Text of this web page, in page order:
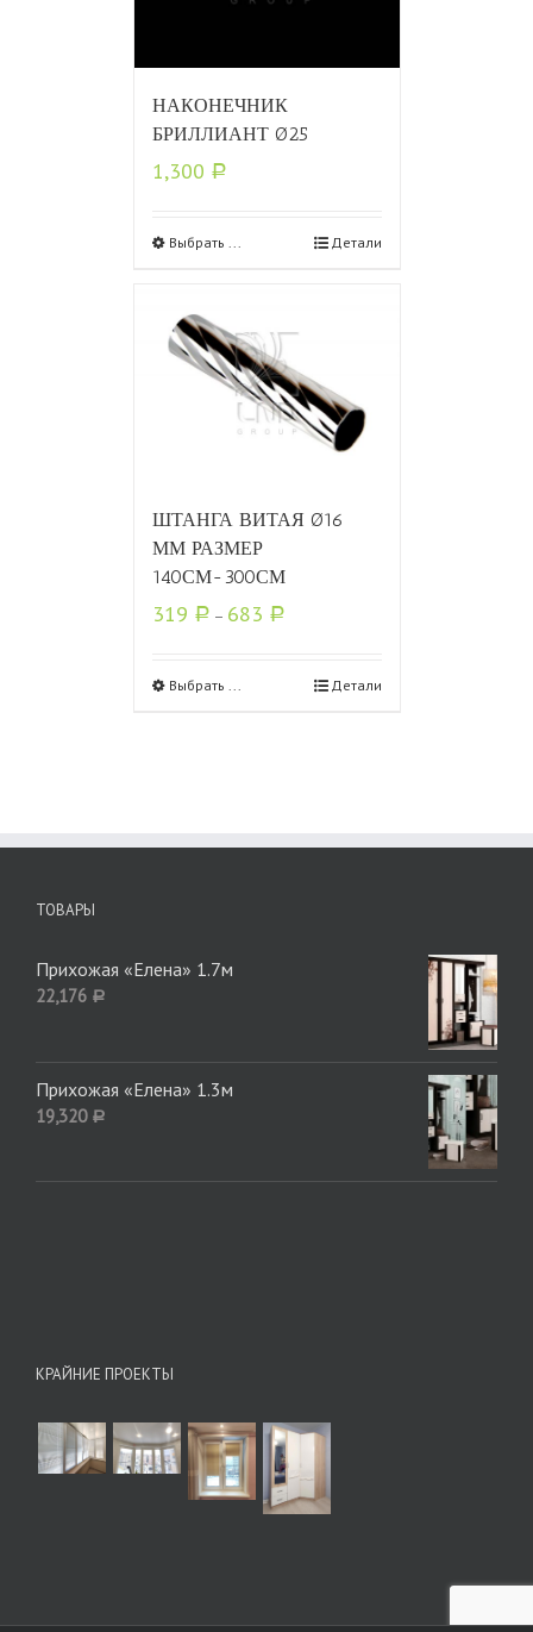
НАКОНЕЧНИК
БРИЛЛИАНТ Ø25
1,300 Р
Выбрать ... Детали
ШТАНГА ВИТАЯ Ø16
ММ РАЗМЕР
140СМ-300СМ
319 Р – 683 Р
Выбрать ... Детали
ТОВАРЫ
Прихожая «Елена» 1.7м
22,176 Р
Прихожая «Елена» 1.3м
19,320 Р
КРАЙНИЕ ПРОЕКТЫ